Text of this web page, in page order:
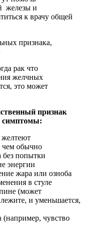
железы и
к врачу общей
признака,
рак что
желчных
это может
признак
симптомы:
желтеют
чем обычно
без попытки
энергии
жара или озноба
в стуле
(может
и уменьшается,
(например, чувство